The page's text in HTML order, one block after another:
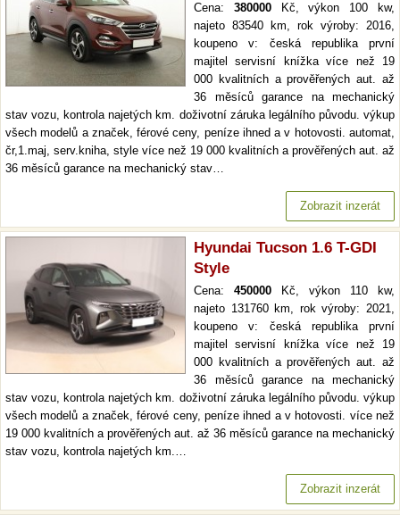
Cena: 380000Kč, výkon 100 kw,
najeto 83540 km, rok výroby: 2016,
koupeno v: česká republika první
majitel servisní knížka více než 19
000 kvalitních a prověřených aut. až
36 měsíců garance na mechanický
stav vozu, kontrola najetých km. doživotní záruka legálního původu. výkup
všech modelů a značek, férové ceny, peníze ihned a v hotovosti. automat,
čr,1.maj, serv.kniha, style více než 19 000 kvalitních a prověřených aut. až
36 měsíců garance na mechanický stav…
Zobrazit inzerát
Hyundai Tucson 1.6 T-GDI
Style
Cena: 450000 Kč, výkon 110 kw,
najeto 131760 km, rok výroby: 2021,
koupeno v: česká republika první
majitel servisní knížka více než 19
000 kvalitních a prověřených aut. až
36 měsíců garance na mechanický
stav vozu, kontrola najetých km. doživotní záruka legálního původu. výkup
všech modelů a značek, férové ceny, peníze ihned a v hotovosti. více než
19 000 kvalitních a prověřených aut. až 36 měsíců garance na mechanický
stav vozu, kontrola najetých km.…
Zobrazit inzerát